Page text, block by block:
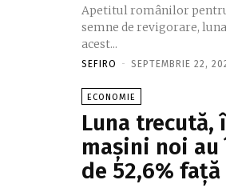
Apetitul românilor
semne de revigorare,
acest...
SEFIRO - SEPTEMBRIE 22,
ECONOMIE
Luna
mașini noi
de 52,6%